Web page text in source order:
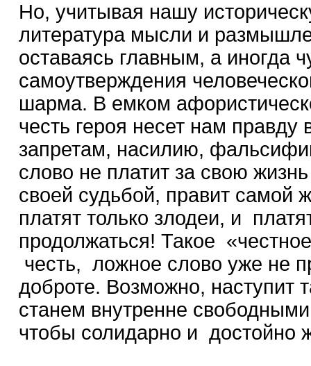
Но, учитывая нашу
литература мысли и
оставаясь главным, а иногда
самоутверждения
шарма. В емком
честь героя несет нам
запретам, насилию,
слово не платит за свою
своей судьбой, правит самой
платят только злодеи, и
продолжаться! Такое
честь, ложное слово уже не
доброте. Возможно, наступит
станем внутренне
чтобы солидарно и достойно